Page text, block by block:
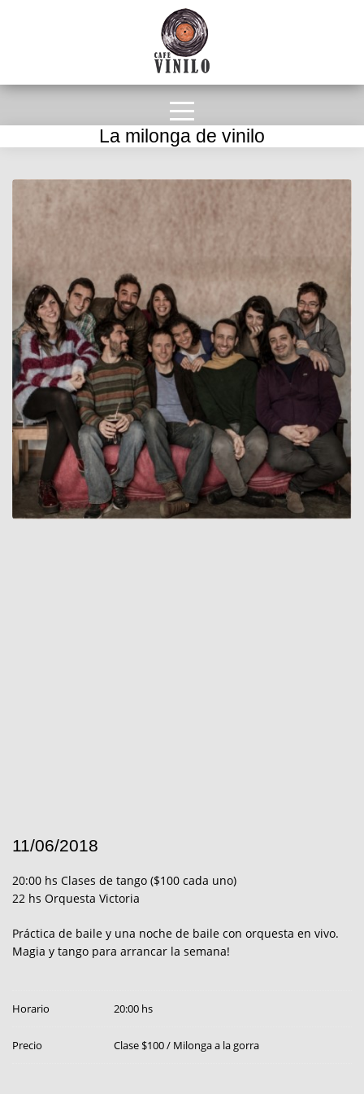
La milonga de vinilo
11/06/2018
20:00 hs Clases de tango ($100 cada uno)
22 hs Orquesta Victoria
Práctica de baile y una noche de baile con orquesta en vivo.
Magia y tango para arrancar la semana!
Horario 20:00 hs
Precio Clase $100 / Milonga a la gorra